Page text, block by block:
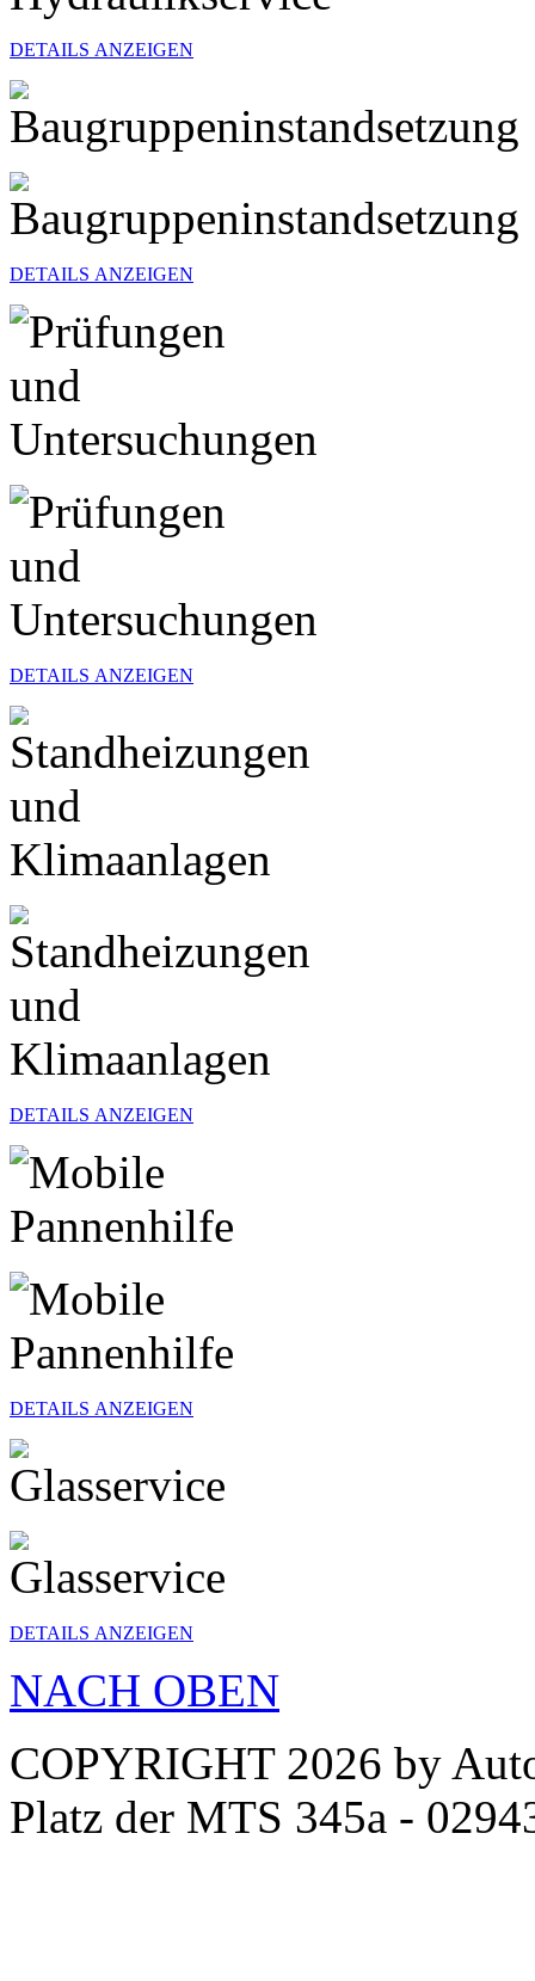
DETAILS ANZEIGEN
DETAILS ANZEIGEN
DETAILS ANZEIGEN
DETAILS ANZEIGEN
DETAILS ANZEIGEN
DETAILS ANZEIGEN
NACH OBEN
COPYRIGHT 2026 by
Platz der MTS 345a -